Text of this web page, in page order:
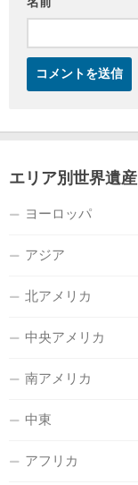
エリア別世界遺産
ヨーロッパ
アジア
北アメリカ
中央アメリカ
南アメリカ
中東
アフリカ